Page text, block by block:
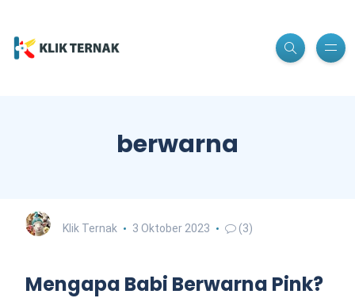
berwarna
Klik Ternak 3 Oktober 2023 (3)
Mengapa Babi Berwarna Pink?